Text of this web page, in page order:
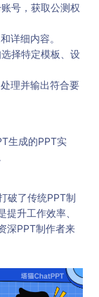
号，获取公测权
详细内容。
择特定模板、设
理并输出符合要
生成的PPT实
破了传统PPT制
升工作效率、
深PPT制作者来